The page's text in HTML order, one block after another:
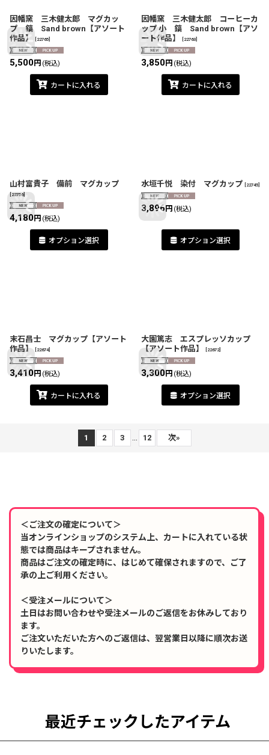
因幡窯 三木健太郎 マグカッ
プ 鎬 Sand brown【アソート
作品】
[22765]
5,500円 (税込)
カートに入れる
因幡窯 三木健太郎 コーヒーカ
ップ 小 鎬 Sand brown【アソ
ート作品】
[22763]
3,850円 (税込)
カートに入れる
山村富貴子 備前 マグカップ
22756]
4,180円 (税込)
オプション選択
水垣千悦 染付 マグカップ 22745
3,896円 (税込)
オプション選択
末石昌士 マグカップ【アソート
作品】
22674]
3,410円 (税込)
カートに入れる
大園篤志 エスプレッソカップ
【アソート作品】
22672]
3,300円 (税込)
オプション選択
1 2 3 12 次»
＜ご注文の確定について＞
当オンラインショップのシステム上、カートに入れている状
態では商品はキープされません。
商品はご注文の確定時に、はじめて確保されますので、ご了
承の上ご利用ください。
＜受注メールについて＞
土日はお問い合わせや受注メールのご返信をお休みしており
ます。
ご注文いただいた方へのご返信は、翌営業日以降に順次お送
りいたします。
最近チェックしたアイテム